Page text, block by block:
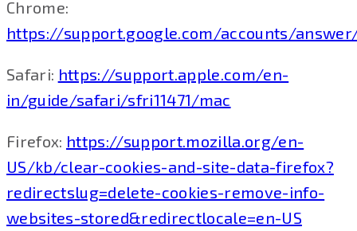
Chrome:
https://support.google.com/accounts/
Safari: https://support.apple.com/en-
in/guide/safari/sfri11471/mac
Firefox: https://support.mozilla.org/en-
US/kb/clear-cookies-and-site-data-firefox?
redirectslug=delete-cookies-remove-info-
websites-stored&redirectlocale=en-US